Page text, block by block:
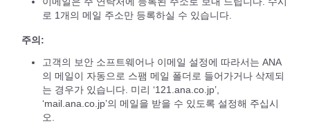
로 1개의 메일 주소만 등록하실 수 있습니다.
주의:
고객의 보안 소프트웨어나 이메일 설정에 따라서는 ANA
의 메일이 자동으로 스팸 메일 폴더로 들어가거나 삭제되
는 경우가 있습니다. 미리 ‘121.ana.co.jp’,
‘mail.ana.co.jp’의 메일을 받을 수 있도록 설정해 주십시
오.